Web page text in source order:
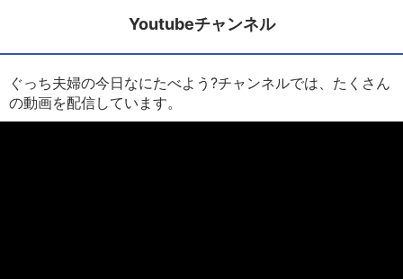
Youtubeチャンネル
ぐっち夫婦の今日なにたべよう?チャンネルでは、たくさん
の動画を配信しています。